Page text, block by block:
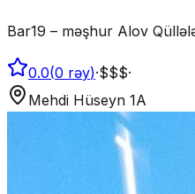
Bar19 – məşhur Alov
0.0(0 rəy)·$$$·
Mehdi Hüseyn 1A